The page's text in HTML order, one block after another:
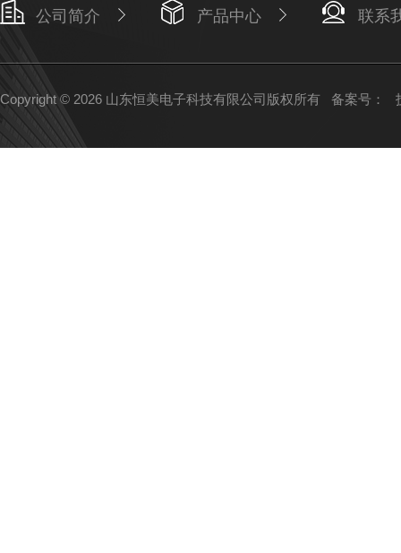
公司简介 产品中心 联系
Copyright © 2026 山东恒美电子科技有限公司版权所有 备案号：